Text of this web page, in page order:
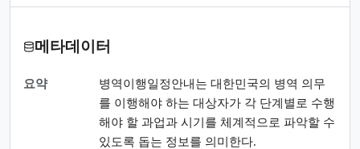
메타데이터
요약
병역이행일정안내는 대한민국의 병역 의무
를 이행해야 하는 대상자가 각 단계별로 수행
해야 할 과업과 시기를 체계적으로 파악할 수
있도록 돕는 정보를 의미한다.